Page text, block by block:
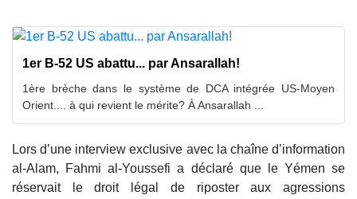
1er B-52 US abattu... par Ansarallah!
1ère brèche dans le système de DCA intégrée US-Moyen
Orient.... à qui revient le mérite? À Ansarallah ...
Lors d’une interview exclusive avec la chaîne d’information
al-Alam, Fahmi al-Youssefi a déclaré que le Yémen se
réservait le droit légal de riposter aux agressions